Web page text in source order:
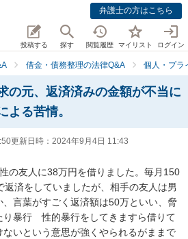
弁護士の方はこちら
投稿する 探す 閲覧履歴 マイリスト ログイン
借金・債務整理の法律Q&A 個人・プラ
の元、返済済みの金額が不当に
よる苦情。
更新日時： 2024年9月4日 11:43
の友人に38万円を借りました。毎月150
済をしていましたが、相手の友人は男
言葉がすごく返済額は50万といい、脅
暴行　性的暴行をしてきますら借りて
いという意思が強くやられるがままで